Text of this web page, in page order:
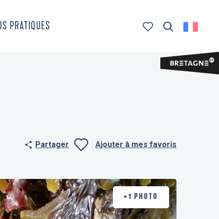
PRATIQUES
Partager Ajouter à mes favoris
+1 PHOTO